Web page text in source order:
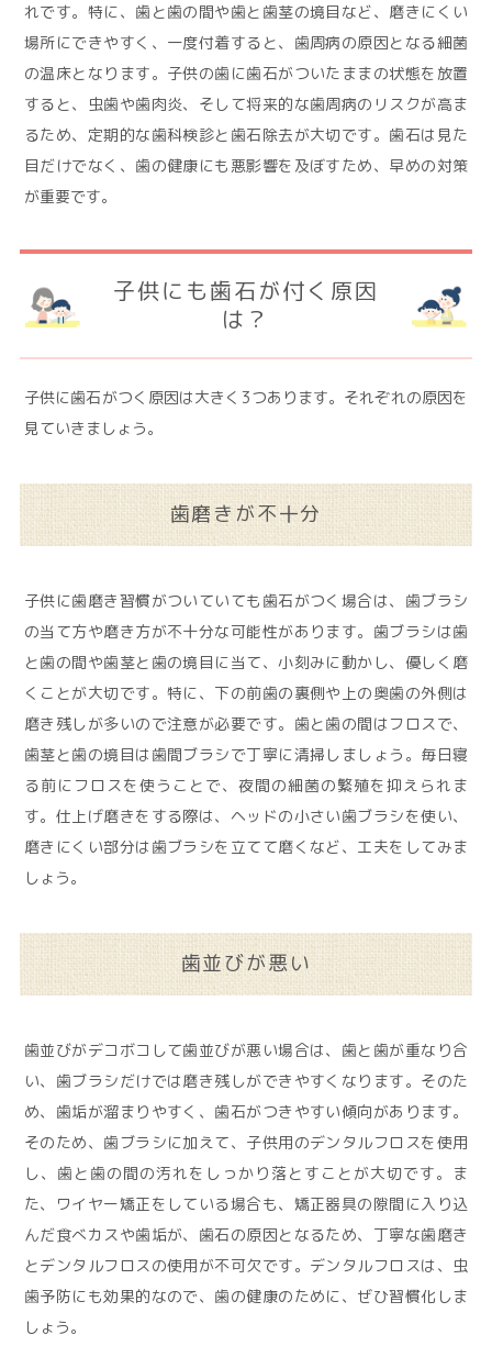
れです。特に、歯と歯の間や歯と歯茎の境目など、磨きにくい
場所にできやすく、一度付着すると、歯周病の原因となる細菌
の温床となります。子供の歯に歯石がついたままの状態を放置
すると、虫歯や歯肉炎、そして将来的な歯周病のリスクが高ま
るため、定期的な歯科検診と歯石除去が大切です。歯石は見た
目だけでなく、歯の健康にも悪影響を及ぼすため、早めの対策
が重要です。
子供にも歯石が付く原因
は？
子供に歯石がつく原因は大きく3つあります。それぞれの原因を
見ていきましょう。
歯磨きが不十分
子供に歯磨き習慣がついていても歯石がつく場合は、歯ブラシ
の当て方や磨き方が不十分な可能性があります。歯ブラシは歯
と歯の間や歯茎と歯の境目に当て、小刻みに動かし、優しく磨
くことが大切です。特に、下の前歯の裏側や上の奥歯の外側は
磨き残しが多いので注意が必要です。歯と歯の間はフロスで、
歯茎と歯の境目は歯間ブラシで丁寧に清掃しましょう。毎日寝
る前にフロスを使うことで、夜間の細菌の繁殖を抑えられま
す。仕上げ磨きをする際は、ヘッドの小さい歯ブラシを使い、
磨きにくい部分は歯ブラシを立てて磨くなど、工夫をしてみま
しょう。
歯並びが悪い
歯並びがデコボコして歯並びが悪い場合は、歯と歯が重なり合
い、歯ブラシだけでは磨き残しができやすくなります。そのた
め、歯垢が溜まりやすく、歯石がつきやすい傾向があります。
そのため、歯ブラシに加えて、子供用のデンタルフロスを使用
し、歯と歯の間の汚れをしっかり落とすことが大切です。ま
た、ワイヤー矯正をしている場合も、矯正器具の隙間に入り込
んだ食べカスや歯垢が、歯石の原因となるため、丁寧な歯磨き
とデンタルフロスの使用が不可欠です。デンタルフロスは、虫
歯予防にも効果的なので、歯の健康のために、ぜひ習慣化しま
しょう。